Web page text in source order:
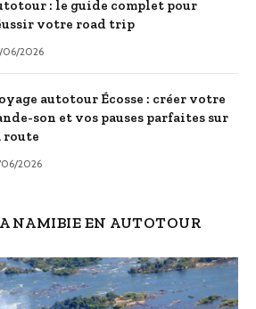
: le guide complet pour
votre road trip
06/2026
autotour Écosse : créer votre
son et vos pauses parfaites sur
route
06/2026
NAMIBIE EN AUTOTOUR